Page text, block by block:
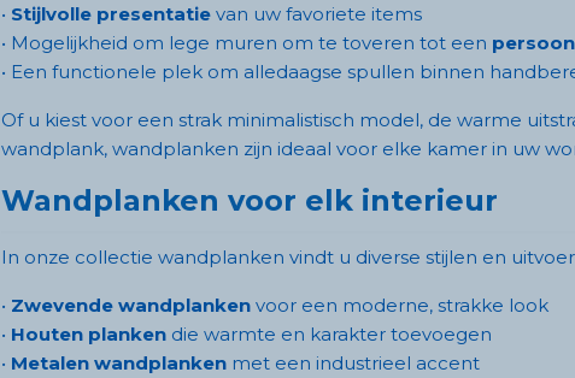
• Stijlvolle presentatievan uw favoriete items
• Mogelijkheid om lege muren om te toveren tot een
• Een functionele plek om alledaagse spullen binnen
Of u kiest voor een strak minimalistisch model, de warme
wandplank, wandplanken zijn ideaal voor elke kamer in uw
Wandplanken voor elk interieur
In onze collectie wandplanken vindt u diverse stijlen en
• Zwevende wandplankenvoor een moderne, strakke look
• Houten plankendie warmte en karakter toevoegen
• Metalen wandplankenmet een industrieel accent